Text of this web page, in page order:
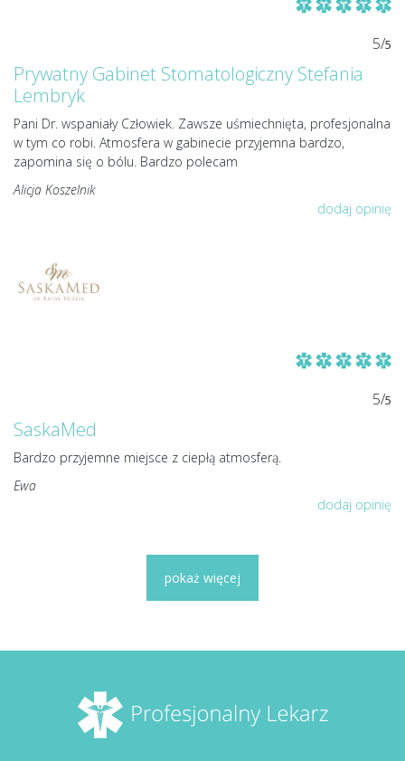
5/5
Prywatny Gabinet Stomatologiczny Stefania
Lembryk
Pani Dr. wspaniały Człowiek. Zawsze uśmiechnięta, profesjonalna
w tym co robi. Atmosfera w gabinecie przyjemna bardzo,
zapomina się o bólu. Bardzo polecam
Alicja Koszelnik
dodaj opinię
5/5
SaskaMed
Bardzo przyjemne miejsce z ciepłą atmosferą.
Ewa
dodaj opinię
pokaż więcej